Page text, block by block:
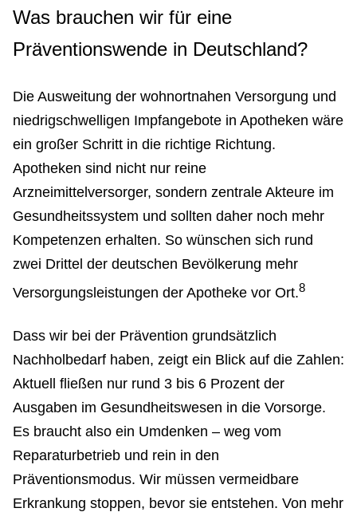
Was brauchen wir für eine
Präventionswende in Deutschland?
Die Ausweitung der wohnortnahen Versorgung und
niedrigschwelligen Impfangebote in Apotheken wäre
ein großer Schritt in die richtige Richtung.
Apotheken sind nicht nur reine
Arzneimittelversorger, sondern zentrale Akteure im
Gesundheitssystem und sollten daher noch mehr
Kompetenzen erhalten. So wünschen sich rund
zwei Drittel der deutschen Bevölkerung mehr
Versorgungsleistungen der Apotheke vor Ort.8
Dass wir bei der Prävention grundsätzlich
Nachholbedarf haben, zeigt ein Blick auf die Zahlen:
Aktuell fließen nur rund 3 bis 6 Prozent der
Ausgaben im Gesundheitswesen in die Vorsorge.
Es braucht also ein Umdenken – weg vom
Reparaturbetrieb und rein in den
Präventionsmodus. Wir müssen vermeidbare
Erkrankung stoppen, bevor sie entstehen. Von mehr